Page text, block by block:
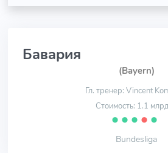
Бавария
(Bayern)
Гл. тренер: Vincent
Стоимость: 1.1
⬤ ⬤ ⬤ ⬤ ⬤
Bundesliga